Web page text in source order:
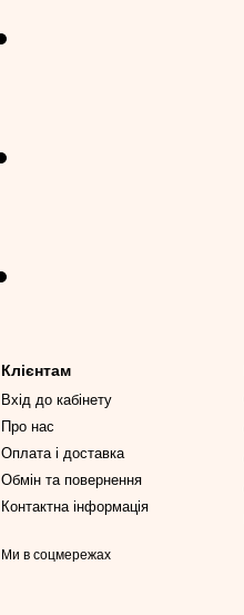
Клієнтам
Вхід до кабінету
Про нас
Оплата і доставка
Обмін та повернення
Контактна інформація
Ми в соцмережах